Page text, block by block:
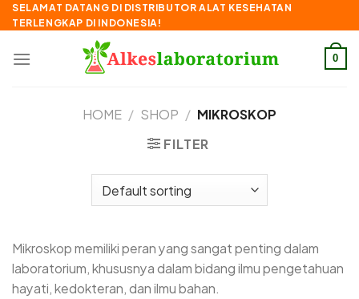
Skip
to
SELAMAT DATANG DI DISTRIBUTOR ALAT KESEHATAN
TERLENGKAP DI INDONESIA!
0
HOME / SHOP / MIKROSKOP
FILTER
Mikroskop memiliki peran yang sangat penting dalam
laboratorium, khususnya dalam bidang ilmu pengetahuan
hayati, kedokteran, dan ilmu bahan.